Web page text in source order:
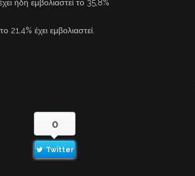
ήδη εμβολιαστεί το 35,8%
21,4% έχει εμβολιαστεί.
0
Twitter